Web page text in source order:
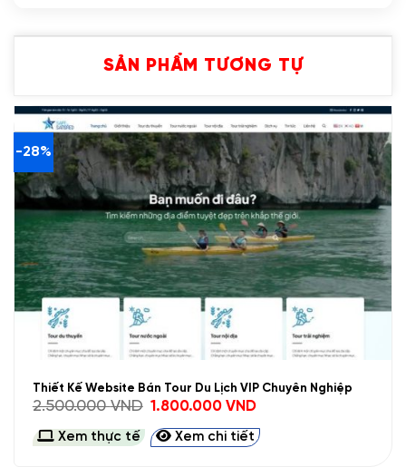
SẢN PHẨM TƯƠNG TỰ
-28%
Thiết Kế Website Bán Tour Du Lịch VIP Chuyên Nghiệp
2.500.000VND Giá
là:
2.500.000 VND.
1.800.000VNDGiá
tại
là:
Xem thực tế Xem chi tiết